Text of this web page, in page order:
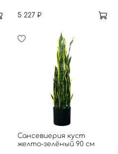
5 227 ₽
Сансевиерия куст
желто-зелёный 90 см